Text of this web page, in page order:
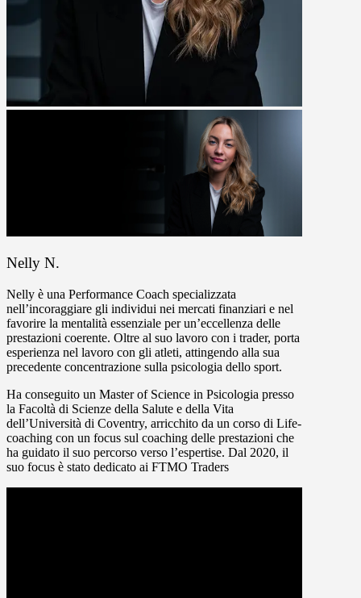
Nelly N.
Nelly è una Performance Coach specializzata
nell’incoraggiare gli individui nei mercati finanziari e nel
favorire la mentalità essenziale per un’eccellenza delle
prestazioni coerente. Oltre al suo lavoro con i trader, porta
esperienza nel lavoro con gli atleti, attingendo alla sua
precedente concentrazione sulla psicologia dello sport.
Ha conseguito un Master of Science in Psicologia presso
la Facoltà di Scienze della Salute e della Vita
dell’Università di Coventry, arricchito da un corso di Life-
coaching con un focus sul coaching delle prestazioni che
ha guidato il suo percorso verso l’espertise. Dal 2020, il
suo focus è stato dedicato ai FTMO Traders